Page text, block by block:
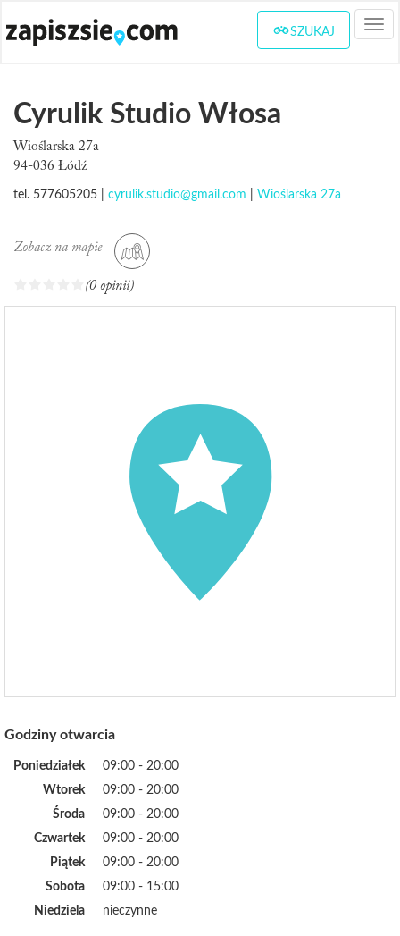
SZUKAJ
Cyrulik Studio Włosa
Wioślarska 27a
94-036 Łódź
tel. 577605205 | cyrulik.studio@gmail.com Wioślarska 27a
Zobacz na mapie
(0 opinii)
Godziny otwarcia
Poniedziałek
09:00 - 20:00
Wtorek
09:00 - 20:00
Środa
09:00 - 20:00
Czwartek
09:00 - 20:00
Piątek
09:00 - 20:00
Sobota
09:00 - 15:00
Niedziela
nieczynne